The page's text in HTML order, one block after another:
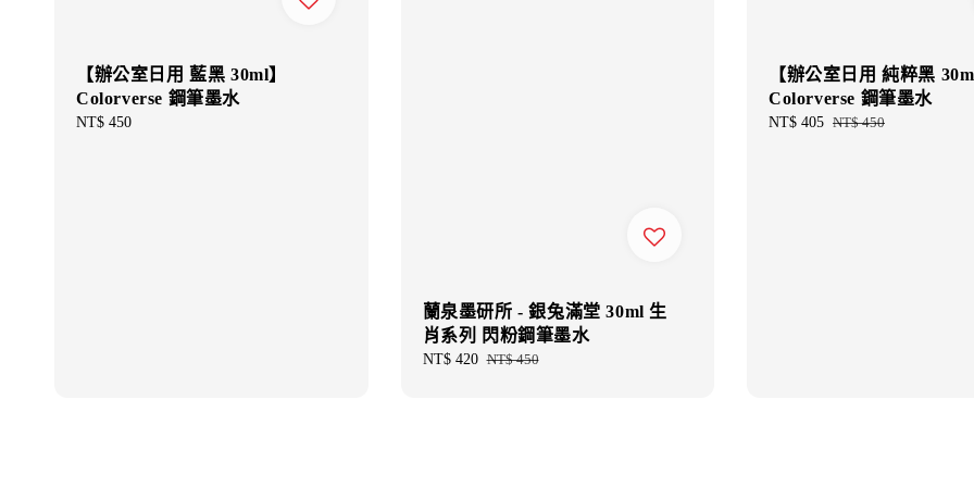
【辦公室日用 藍黑 30ml】
Colorverse 鋼筆墨水
Regular
NT$ 450
蘭泉墨研所 - 銀兔滿堂 30ml 生
肖系列 閃粉鋼筆墨水
Sale
NT$ 420 Regular
NT$ 450
【辦公室日用 純粹黑
Colorverse 鋼筆墨水
Sale
NT$ 405 Regular
NT$ 450